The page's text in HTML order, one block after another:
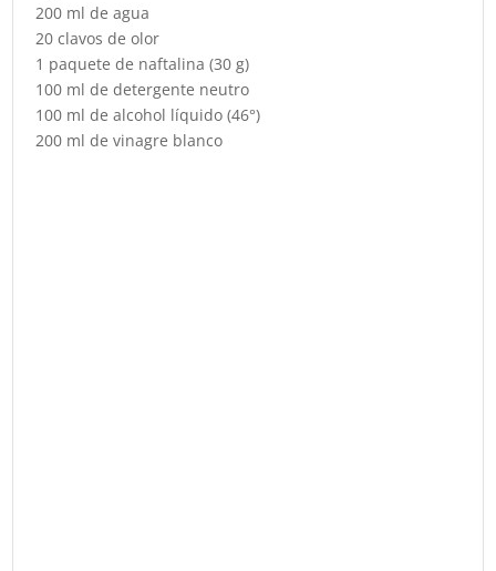
200 ml de agua
20 clavos de olor
1 paquete de naftalina (30 g)
100 ml de detergente neutro
100 ml de alcohol líquido (46°)
200 ml de vinagre blanco